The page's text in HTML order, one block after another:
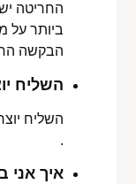
החריטה
ביותר על
הבקשה
השליח
השליח
.
איך אני